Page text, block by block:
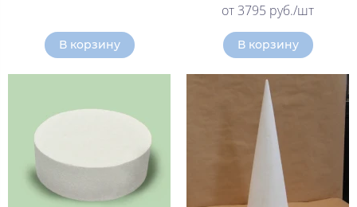
В корзину
от 3795 руб./шт
В корзину